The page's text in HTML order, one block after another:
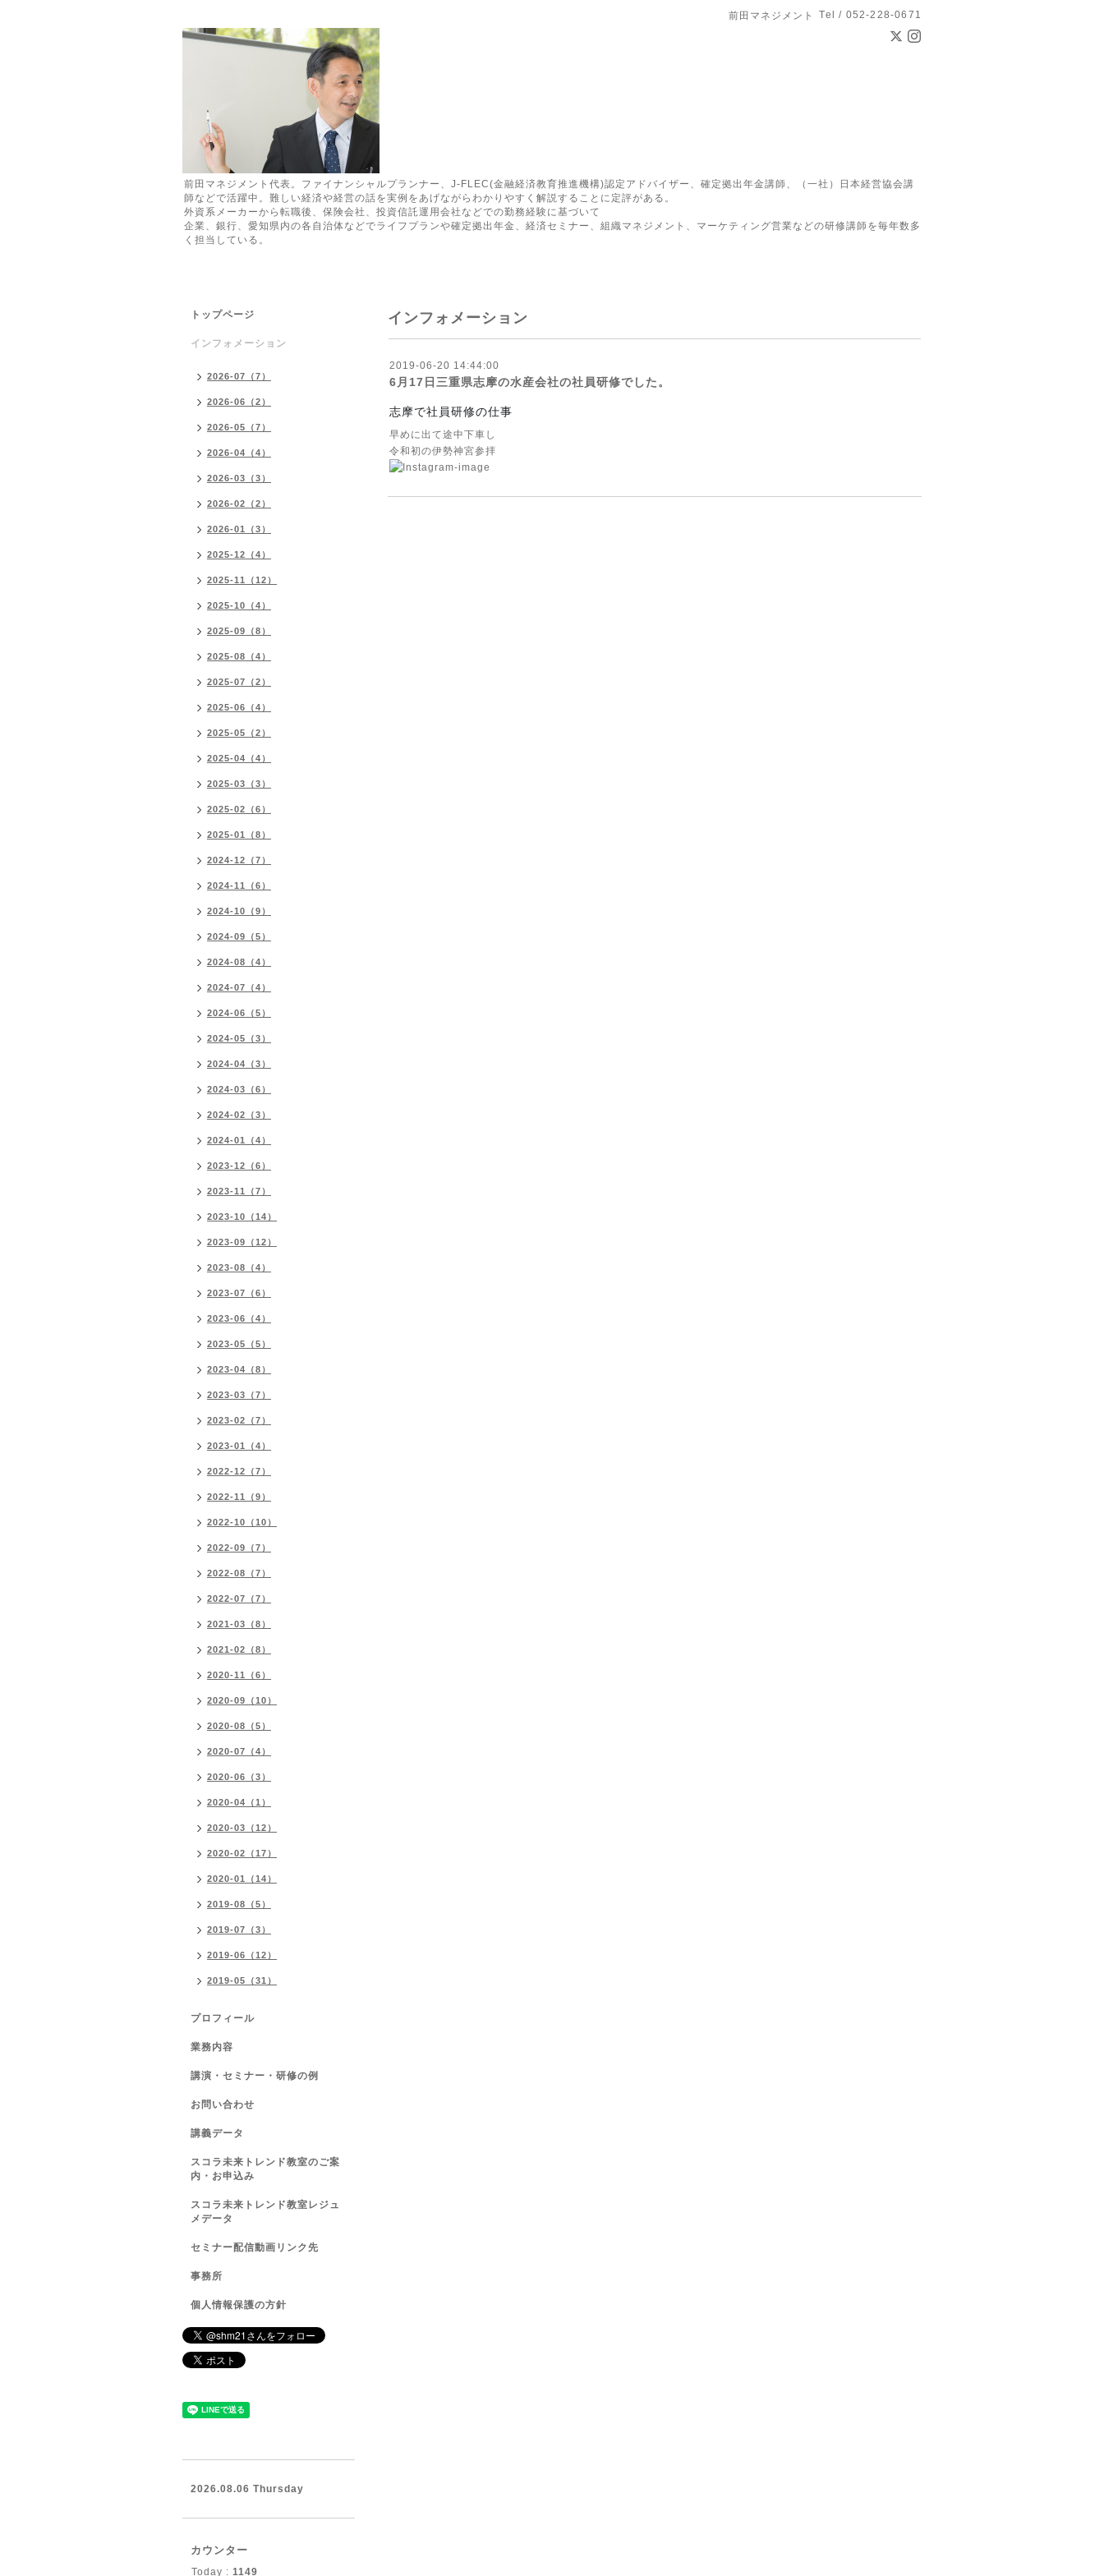
前田マネジメント Tel / 052-228-0671
前田マネジメント代表。ファイナンシャルプランナー、J-FLEC(金融経済教育推進機構)認定アドバイザー、確定拠出年金講師、（一社）日本経営協会講
師などで活躍中。難しい経済や経営の話を実例をあげながらわかりやすく解説することに定評がある。
外資系メーカーから転職後、保険会社、投資信託運用会社などでの勤務経験に基づいて
企業、銀行、愛知県内の各自治体などでライフプランや確定拠出年金、経済セミナー、組織マネジメント、マーケティング営業などの研修講師を毎年数多
く担当している。
インフォメーション
2019-06-20 14:44:00
6月17日三重県志摩の水産会社の社員研修でした。
志摩で社員研修の仕事
早めに出て途中下車し
令和初の伊勢神宮参拝
トップページ
インフォメーション
2026-07（7）
2026-06（2）
2026-05（7）
2026-04（4）
2026-03（3）
2026-02（2）
2026-01（3）
2025-12（4）
2025-11（12）
2025-10（4）
2025-09（8）
2025-08（4）
2025-07（2）
2025-06（4）
2025-05（2）
2025-04（4）
2025-03（3）
2025-02（6）
2025-01（8）
2024-12（7）
2024-11（6）
2024-10（9）
2024-09（5）
2024-08（4）
2024-07（4）
2024-06（5）
2024-05（3）
2024-04（3）
2024-03（6）
2024-02（3）
2024-01（4）
2023-12（6）
2023-11（7）
2023-10（14）
2023-09（12）
2023-08（4）
2023-07（6）
2023-06（4）
2023-05（5）
2023-04（8）
2023-03（7）
2023-02（7）
2023-01（4）
2022-12（7）
2022-11（9）
2022-10（10）
2022-09（7）
2022-08（7）
2022-07（7）
2021-03（8）
2021-02（8）
2020-11（6）
2020-09（10）
2020-08（5）
2020-07（4）
2020-06（3）
2020-04（1）
2020-03（12）
2020-02（17）
2020-01（14）
2019-08（5）
2019-07（3）
2019-06（12）
2019-05（31）
プロフィール
業務内容
講演・セミナー・研修の例
お問い合わせ
講義データ
スコラ未来トレンド教室のご案
内・お申込み
スコラ未来トレンド教室レジュ
メデータ
セミナー配信動画リンク先
事務所
個人情報保護の方針
2026.08.06 Thursday
カウンター
Today : 1149